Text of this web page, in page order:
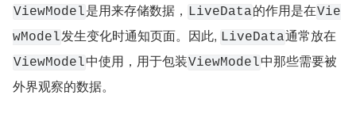
ViewModel是用来存储数据， LiveData的作用是在Vie
wModel发生变化时通知页面。因此, LiveData通常放在
ViewModel中使用，用于包装ViewModel中那些需要被
外界观察的数据。